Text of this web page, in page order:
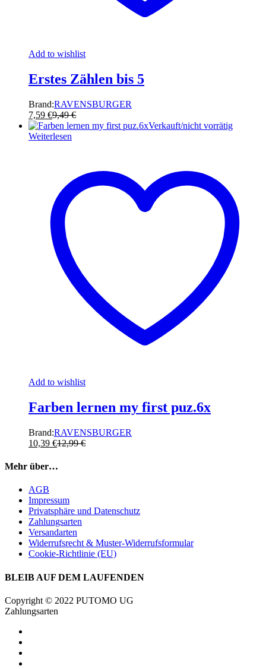
Add to wishlist
Erstes Zählen bis 5
Brand:RAVENSBURGER
7,59 €9,49€
Verkauft/nicht vorrätig
Weiterlesen
Add to wishlist
Farben lernen my first puz.6x
Brand:RAVENSBURGER
10,39 €12,99€
Mehr über…
AGB
Impressum
Privatsphäre und Datenschutz
Zahlungsarten
Versandarten
Widerrufsrecht & Muster-Widerrufsformular
Cookie-Richtlinie (EU)
BLEIB AUF DEM LAUFENDEN
Copyright © 2022 PUTOMO UG
Zahlungsarten